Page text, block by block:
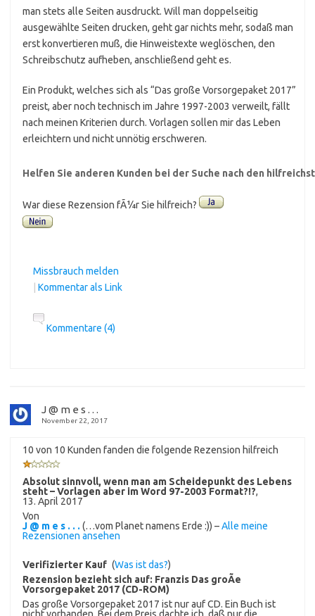
man stets alle Seiten ausdruckt. Will man doppelseitig
ausgewählte Seiten drucken, geht gar nichts mehr, sodaß man
erst konvertieren muß, die Hinweistexte weglöschen, den
Schreibschutz aufheben, anschließend geht es.
Ein Produkt, welches sich als “Das große Vorsorgepaket 2017”
preist, aber noch technisch im Jahre 1997-2003 verweilt, fällt
nach meinen Kriterien durch. Vorlagen sollen mir das Leben
erleichtern und nicht unnötig erschweren.
Helfen Sie anderen Kunden bei der Suche nach den
War diese Rezension fÃ¼r Sie hilfreich?
Missbrauch melden
Kommentar als Link
Kommentare (4)
J @ m e s . . .
November 22, 2017
10 von 10 Kunden fanden die folgende Rezension hilfreich
Absolut sinnvoll, wenn man am Scheidepunkt des Lebens
steht – Vorlagen aber im Word 97-2003 Format?!?,
13. April 2017
Von
J @ m e s . . . (…vom Planet namens Erde :)) –Alle meine
Rezensionen ansehen
Verifizierter Kauf (Was ist das?)
Rezension bezieht sich auf: Franzis Das groÃe
Vorsorgepaket 2017 (CD-ROM)
Das große Vorsorgepaket 2017 ist nur auf CD. Ein Buch ist